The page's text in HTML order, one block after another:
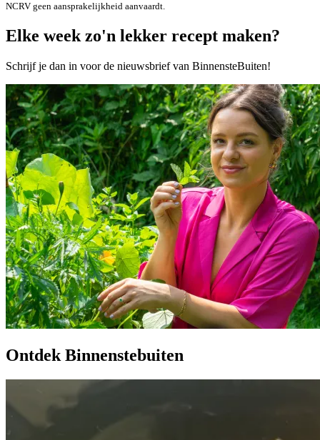
NCRV geen aansprakelijkheid aanvaardt.
Elke week zo'n lekker recept maken?
Schrijf je dan in voor de nieuwsbrief van BinnensteBuiten!
Ontdek Binnenstebuiten